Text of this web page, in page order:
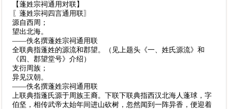
【蓬姓宗祠通用对联】
〖蓬姓宗祠四言通用联〗
源自西周；
望出北海。
——佚名撰蓬姓宗祠通用联
全联典指蓬姓的源流和郡望。（见上题头《一、姓氏源流》和
《四、郡望堂号》介绍）
支衍周族；
异见汉朝。
——佚名撰蓬姓宗祠通用联
上联典指蓬氏源于周族王裔。下联下联典指西汉北海人蓬球，字
伯坚，相传武帝太始年间进山砍树，忽然闻到一阵异香，便迎着